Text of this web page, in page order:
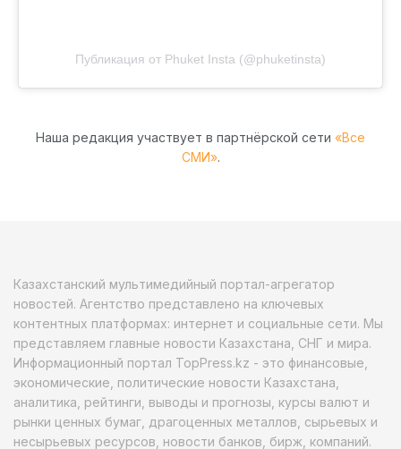
Публикация от Phuket Insta (@phuketinsta)
Наша редакция участвует в партнёрской сети «Все
СМИ».
Казахстанский мультимедийный портал-агрегатор
новостей. Агентство представлено на ключевых
контентных платформах: интернет и социальные сети. Мы
представляем главные новости Казахстана, СНГ и мира.
Информационный портал TopPress.kz - это финансовые,
экономические, политические новости Казахстана,
аналитика, рейтинги, выводы и прогнозы, курсы валют и
рынки ценных бумаг, драгоценных металлов, сырьевых и
несырьевых ресурсов, новости банков, бирж, компаний.